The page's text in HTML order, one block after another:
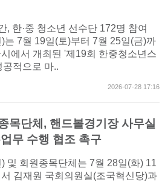
, 한·중 청소년 선수단 172명 참여
는 7월 19일(토)부터 7월 25일(금)까
에서 개최된 '제19회 한중청소년스
적으로 마..
2026-07-28 17:16
목단체, 핸드볼경기장 사무실
무 수행 협조 촉구
및 회원종목단체는 7월 28일(화) 11
김재원 국회의원실(조국혁신당)과